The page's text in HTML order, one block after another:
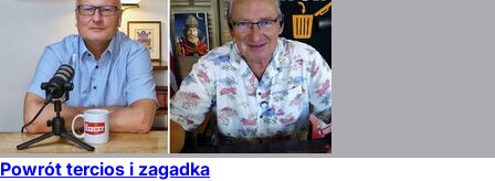
Powrót tercios i zagadka